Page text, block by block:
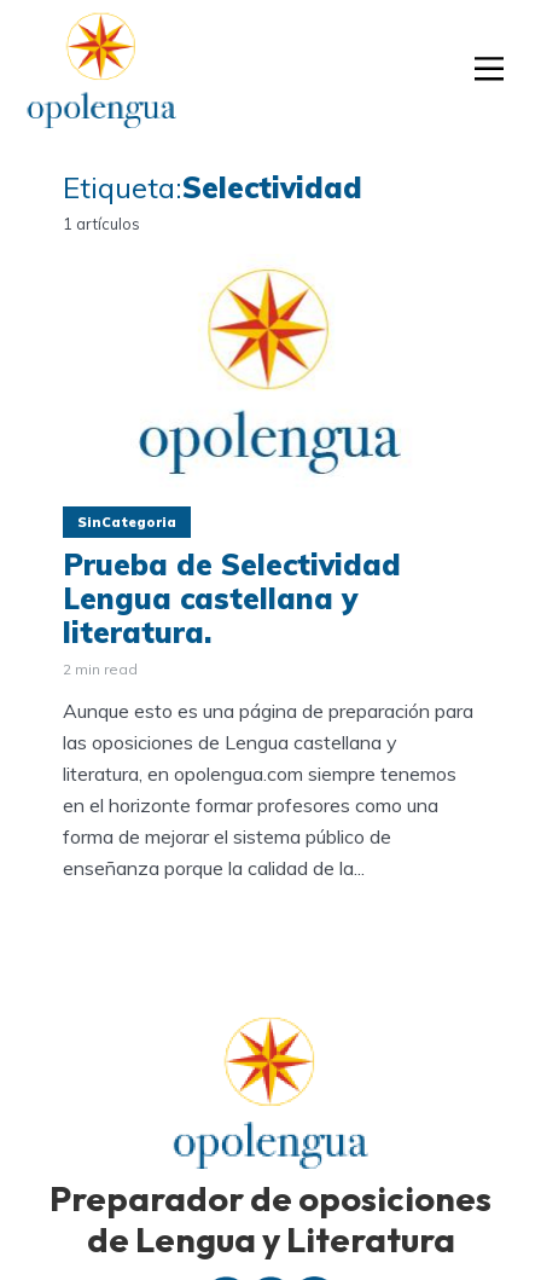
Etiqueta:Selectividad
1 artículos
SinCategoria
Prueba de Selectividad
Lengua castellana y
literatura.
2 min read
Aunque esto es una página de preparación para
las oposiciones de Lengua castellana y
literatura, en opolengua.com siempre tenemos
en el horizonte formar profesores como una
forma de mejorar el sistema público de
enseñanza porque la calidad de la...
Preparador de oposiciones
de Lengua y Literatura